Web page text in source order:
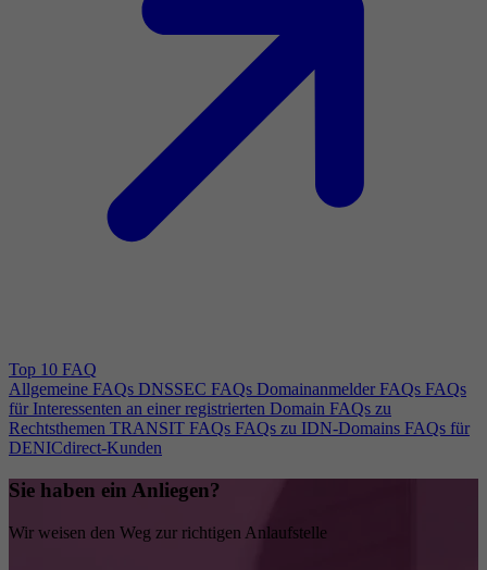
Top 10 FAQ
Allgemeine FAQs DNSSEC FAQs Domainanmelder FAQs FAQs
für Interessenten an einer registrierten Domain FAQs zu
Rechtsthemen TRANSIT FAQs FAQs zu IDN-Domains FAQs für
DENICdirect-Kunden
Sie haben ein Anliegen?
Wir weisen den Weg zur richtigen Anlaufstelle